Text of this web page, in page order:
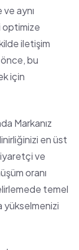
aynı
optimize
iletişim
önce, bu
için
Markanız
en üst
ve
oranı
temel
yükselmenizi